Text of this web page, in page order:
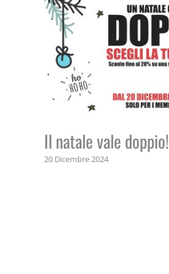
Il natale vale doppio!
20 Dicembre 2024